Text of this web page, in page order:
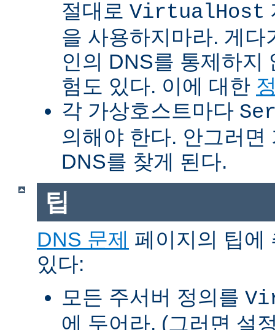
절대로 VirtualHost
을 사용하지마라. 게다
인의 DNS를 통제하지
험도 있다. 이에 대한
각 가상호스트마다
의해야 한다. 안그러면
DNS를 찾게 된다.
팁
DNS 문제 페이지의 팁에
있다:
모든 주서버 정의를
에 두어라. (그러면 설